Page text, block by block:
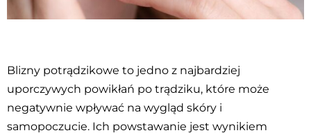
Blizny potrądzikowe to jedno z najbardziej
uporczywych powikłań po trądziku, które może
negatywnie wpływać na wygląd skóry i
samopoczucie. Ich powstawanie jest wynikiem